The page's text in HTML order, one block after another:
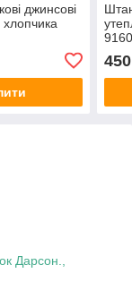
джинсові
хлопчика
450
Дарсон.,